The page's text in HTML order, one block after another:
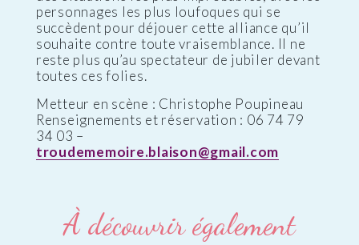
personnages les plus loufoques qui se
succèdent pour déjouer cette alliance qu’il
souhaite contre toute vraisemblance. Il ne
reste plus qu’au spectateur de jubiler devant
toutes ces folies.
Metteur en scène : Christophe Poupineau
Renseignements et réservation : 06 74 79
34 03 –
troudememoire.blaison@gmail.com
À découvrir également